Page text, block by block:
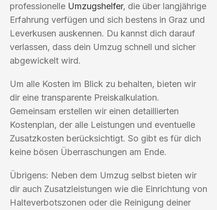
professionelle Umzugshelfer, die über langjährige
Erfahrung verfügen und sich bestens in Graz und
Leverkusen auskennen. Du kannst dich darauf
verlassen, dass dein Umzug schnell und sicher
abgewickelt wird.
Um alle Kosten im Blick zu behalten, bieten wir
dir eine transparente Preiskalkulation.
Gemeinsam erstellen wir einen detaillierten
Kostenplan, der alle Leistungen und eventuelle
Zusatzkosten berücksichtigt. So gibt es für dich
keine bösen Überraschungen am Ende.
Übrigens: Neben dem Umzug selbst bieten wir
dir auch Zusatzleistungen wie die Einrichtung von
Halteverbotszonen oder die Reinigung deiner